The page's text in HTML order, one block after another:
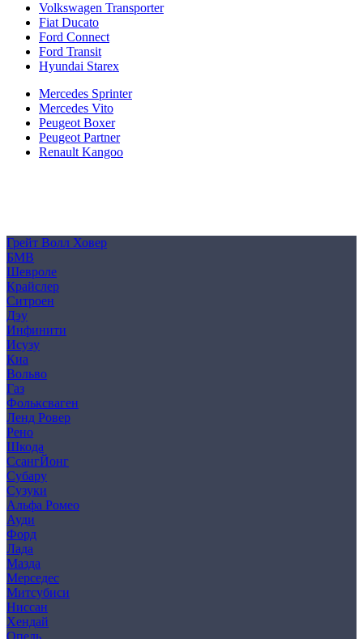
Volkswagen Transporter
Fiat Ducato
Ford Connect
Ford Transit
Hyundai Starex
Mercedes Sprinter
Mercedes Vito
Peugeot Boxer
Peugeot Partner
Renault Kangoo
Грейт Волл Ховер
БМВ
Шевроле
Крайслер
Ситроен
Дэу
Инфинити
Исузу
Киа
Вольво
Газ
Фольксваген
Ленд Ровер
Рено
Шкода
СсангЙонг
Субару
Сузуки
Альфа Ромео
Ауди
Форд
Лада
Мазда
Мерседес
Митсубиси
Ниссан
Хендай